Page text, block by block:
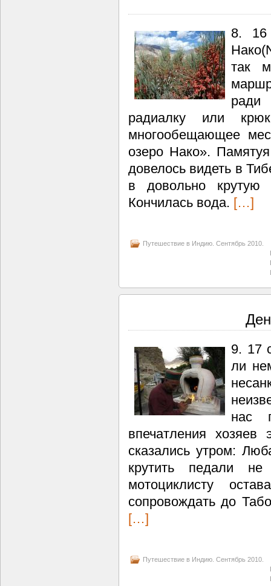
8. 16
так
ради
радиалку или
многообещающее
озеро Нако».
довелось видеть в
в довольно крутую
Кончилась вода. […]
Путешествие в Индию. Сентябрь 2010.
9. 17
ли
нас
впечатления хозяев
сказались утром:
крутить педали
мотоциклисту
сопровождать до
[…]
Путешествие в Индию. Сентябрь 2010.